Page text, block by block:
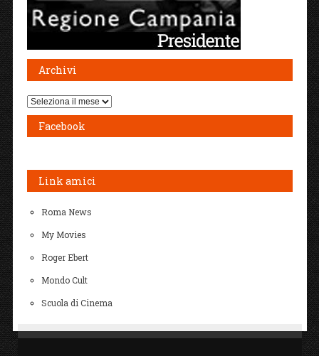
Archivi
Archivi
Facebook
Link amici
Roma News
My Movies
Roger Ebert
Mondo Cult
Scuola di Cinema